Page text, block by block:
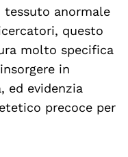
anormale
questo
molto specifica
in
ed evidenzia
precoce per